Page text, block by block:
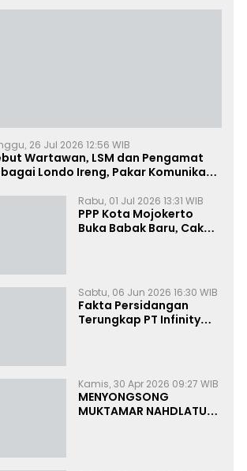
26 Jul 2026 12:56 WIB
Wartawan, LSM dan Pengamat
Londo Ireng, Pakar Komunikasi:
Rabu, 01 Jul 2026 13:31 WIB
PPP Kota Mojokerto
Buka Babak Baru, Cak
Sabtu, 06 Jun 2026 16:30 WIB
Fakta Persidangan
Terungkap PT Infinity
Kamis, 30 Apr 2026 09:27 WIB
MENYONGSONG
MUKTAMAR NAHDLATUL